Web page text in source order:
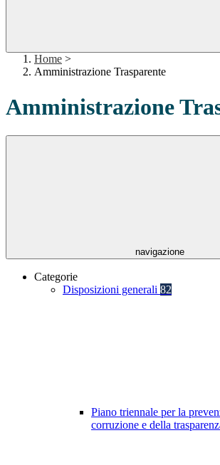
Home >
Amministrazione Trasparente
Amministrazione
navigazione
Categorie
Disposizioni generali 82
Piano triennale per la
corruzione e della